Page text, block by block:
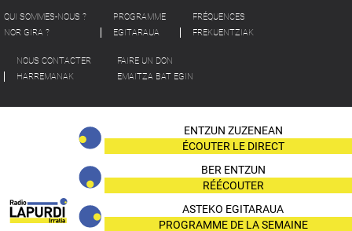
QUI SOMMES-NOUS ?
NOR GIRA ?
PROGRAMME
EGITARAUA
FRÉQUENCES
FREKUENTZIAK
NOUS CONTACTER
HARREMANAK
FAIRE UN DON
EMAITZA BAT EGIN
ENTZUN ZUZENEAN
ÉCOUTER LE DIRECT
BER ENTZUN
RÉÉCOUTER
ASTEKO EGITARAUA
PROGRAMME DE LA SEMAINE